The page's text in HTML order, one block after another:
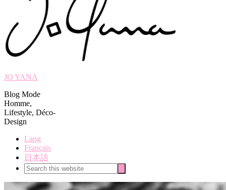
JO YANA
Blog Mode
Homme,
Lifestyle, Déco-
Design
Lang
Français
日本語
Search
this
website